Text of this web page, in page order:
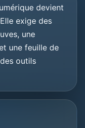
devient
exige des
une
une feuille de
outils